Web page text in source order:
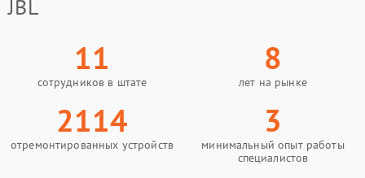
JBL
11
сотрудников в штате
8
лет на рынке
2114
отремонтированных устройств
3
минимальный опыт работы
специалистов